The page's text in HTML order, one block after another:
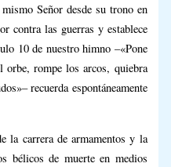
Señor desde su trono en
contra las guerras y establece
10 de nuestro himno –«Pone
orbe, rompe los arcos, quiebra
recuerda espontáneamente
la carrera de armamentos y la
bélicos de muerte en medios